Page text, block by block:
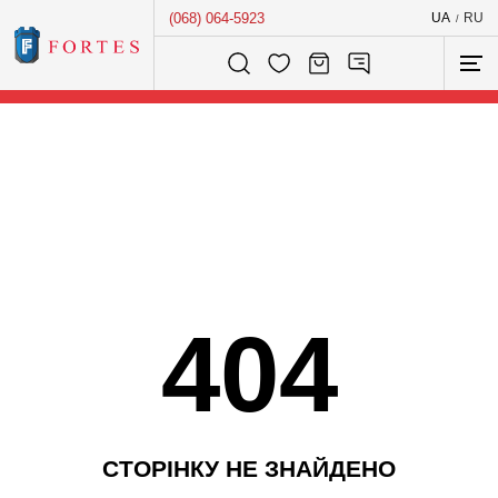
(068) 064-5923 UA / RU
Розумний пошук...
404
СТОРІНКУ НЕ ЗНАЙДЕНО